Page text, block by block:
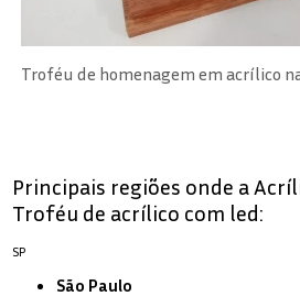
Troféu de homenagem em acrílico
Principais regiões onde a
Troféu de acrílico com led:
SP
São Paulo